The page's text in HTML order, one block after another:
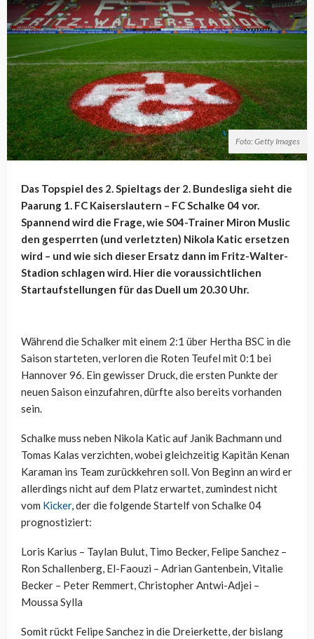
Foto: Getty Images
Das Topspiel des 2. Spieltags der 2. Bundesliga sieht die
Paarung 1. FC Kaiserslautern – FC Schalke 04 vor.
Spannend wird die Frage, wie S04-Trainer Miron Muslic
den gesperrten (und verletzten) Nikola Katic ersetzen
wird – und wie sich dieser Ersatz dann im Fritz-Walter-
Stadion schlagen wird. Hier die voraussichtlichen
Startaufstellungen für das Duell um 20.30 Uhr.
Während die Schalker mit einem 2:1 über Hertha BSC in die
Saison starteten, verloren die Roten Teufel mit 0:1 bei
Hannover 96. Ein gewisser Druck, die ersten Punkte der
neuen Saison einzufahren, dürfte also bereits vorhanden
sein.
Schalke muss neben Nikola Katic auf Janik Bachmann und
Tomas Kalas verzichten, wobei gleichzeitig Kapitän Kenan
Karaman ins Team zurückkehren soll. Von Beginn an wird er
allerdings nicht auf dem Platz erwartet, zumindest nicht
vom Kicker, der die folgende Startelf von Schalke 04
prognostiziert:
Loris Karius – Taylan Bulut, Timo Becker, Felipe Sanchez –
Ron Schallenberg, El-Faouzi – Adrian Gantenbein, Vitalie
Becker – Peter Remmert, Christopher Antwi-Adjei –
Moussa Sylla
Somit rückt Felipe Sanchez in die Dreierkette, der bislang